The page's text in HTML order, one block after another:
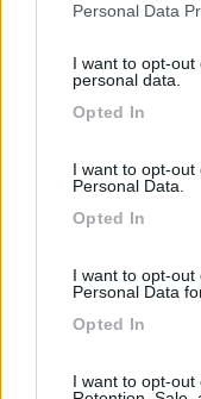
Please note that this
not limited to your
use your data for
Personal Data
I want to opt-
personal data.
Opted In
I want to opt-out
Personal Data.
Opted In
I want to opt-
Personal Data
Opted In
I want to opt-out
Lorenzo
58914
Inserito il25/09/2023
Grazie Tommaso. Ho
terraferma, verificheró il
dalle ire della moglie